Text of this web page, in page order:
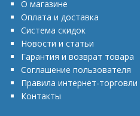
О магазине
Оплата и доставка
Система скидок
Новости и статьи
Гарантия и возврат товара
Соглашение пользователя
Правила интернет-торговли
Контакты